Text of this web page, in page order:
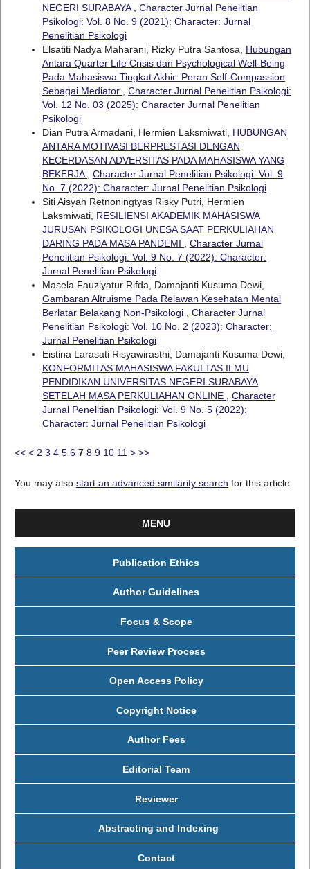
NEGERI SURABAYA
Character Jurnal Penelitian
Psikologi: Vol. 8 No. 9 (2021): Character: Jurnal
Penelitian Psikologi
Elsatiti Nadya Maharani, Rizky Putra Santosa, Hubungan
Antara Quarter Life Crisis dan Psychological Well-Being
Pada Mahasiswa Tingkat Akhir: Peran Self-Compassion
Sebagai Mediator
Character Jurnal Penelitian Psikologi:
Vol. 12 No. 03 (2025): Character Jurnal Penelitian
Psikologi
Dian Putra Armadani, Hermien Laksmiwati, HUBUNGAN
ANTARA MOTIVASI BERPRESTASI DENGAN
KECERDASAN ADVERSITAS PADA MAHASISWA YANG
BEKERJA
Character Jurnal Penelitian Psikologi: Vol. 9
No. 7 (2022): Character: Jurnal Penelitian Psikologi
Siti Aisyah Retnoningtyas Risky Putri, Hermien
Laksmiwati, RESILIENSI AKADEMIK MAHASISWA
JURUSAN PSIKOLOGI UNESA SAAT PERKULIAHAN
DARING PADA MASA PANDEMI
Character Jurnal
Penelitian Psikologi: Vol. 9 No. 7 (2022): Character:
Jurnal Penelitian Psikologi
Masela Fauziyatur Rifda, Damajanti Kusuma Dewi,
Gambaran Altruisme Pada Relawan Kesehatan Mental
Berlatar Belakang Non-Psikologi
Character Jurnal
Penelitian Psikologi: Vol. 10 No. 2 (2023): Character:
Jurnal Penelitian Psikologi
Eistina Larasati Risyawirasthi, Damajanti Kusuma Dewi,
KONFORMITAS MAHASISWA FAKULTAS ILMU
PENDIDIKAN UNIVERSITAS NEGERI SURABAYA
SETELAH MASA PERKULIAHAN ONLINE
Character
Jurnal Penelitian Psikologi: Vol. 9 No. 5 (2022):
Character: Jurnal Penelitian Psikologi
<< < 2 3 4 5 6 7 8 9 10 11 > >>
You may also start an advanced similarity search for this article.
MENU
Publication Ethics
Author Guidelines
Focus & Scope
Peer Review Process
Open Access Policy
Copyright Notice
Author Fees
Editorial Team
Reviewer
Abstracting and Indexing
Contact